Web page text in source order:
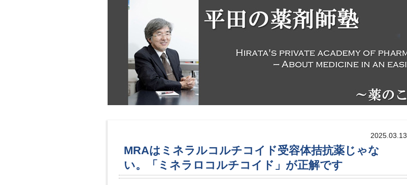
2025.03.13
MRAはミネラルコルチコイド受容体拮抗薬じゃな
い。「ミネラロコルチコイド」が正解です